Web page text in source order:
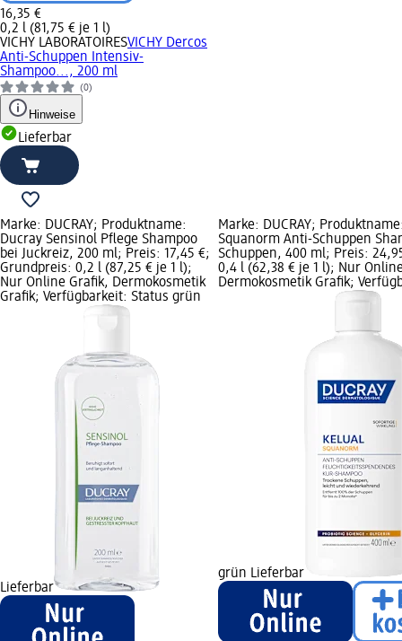
16,35 €
0,2 l (81,75 € je 1 l)
VICHY LABORATOIRESVICHY Dercos
Anti-Schuppen Intensiv-
Shampoo..., 200 ml
(0)
Hinweise
Lieferbar
Marke: DUCRAY; Produktname:
Ducray Sensinol Pflege Shampoo
bei Juckreiz, 200 ml; Preis: 17,45 €;
Grundpreis: 0,2 l (87,25 € je 1 l);
Nur Online Grafik, Dermokosmetik
Grafik; Verfügbarkeit: Status grün
Lieferbar
Marke: DUCRAY;
Squanorm Anti-Schuppen
Schuppen, 400 ml; Preis:
0,4 l (62,38 € je 1 l); Nur
Dermokosmetik Grafik;
grün Lieferbar